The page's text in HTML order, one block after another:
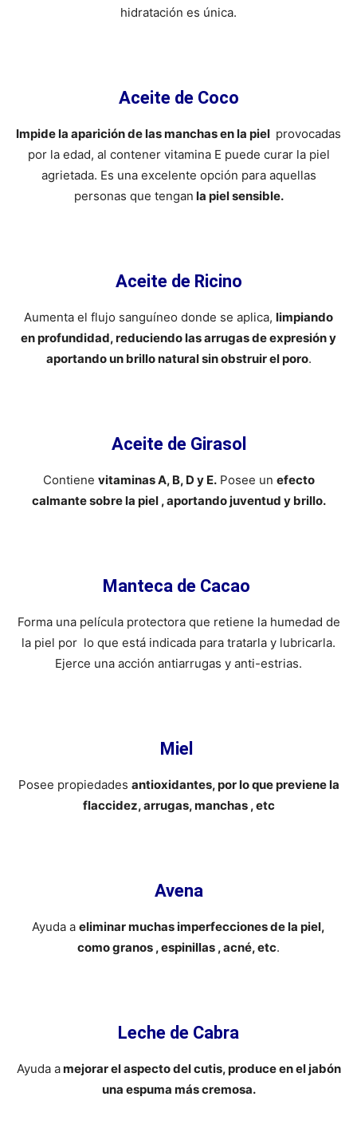
hidratación es única.
Aceite de Coco
Impide la aparición de las manchas en la piel provocadas
por la edad, al contener vitamina E puede curar la piel
agrietada. Es una excelente opción para aquellas
personas que tengan la piel sensible.
Aceite de Ricino
Aumenta el flujo sanguíneo donde se aplica, limpiando
en profundidad, reduciendo las arrugas de expresión y
aportando un brillo natural sin obstruir el poro.
Aceite de Girasol
Contiene vitaminas A, B, D y E.Posee un efecto
calmante sobre la piel , aportando juventud y brillo.
Manteca de Cacao
Forma una película protectora que retiene la humedad de
la piel por lo que está indicada para tratarla y lubricarla.
Ejerce una acción antiarrugas y anti-estrias.
Miel
Posee propiedades antioxidantes, por lo que previene la
flaccidez, arrugas, manchas , etc
Avena
Ayuda a eliminar muchas imperfecciones de la piel,
como granos , espinillas , acné, etc.
Leche de Cabra
Ayuda amejorar el aspecto del cutis, produce en el jabón
una espuma más cremosa.